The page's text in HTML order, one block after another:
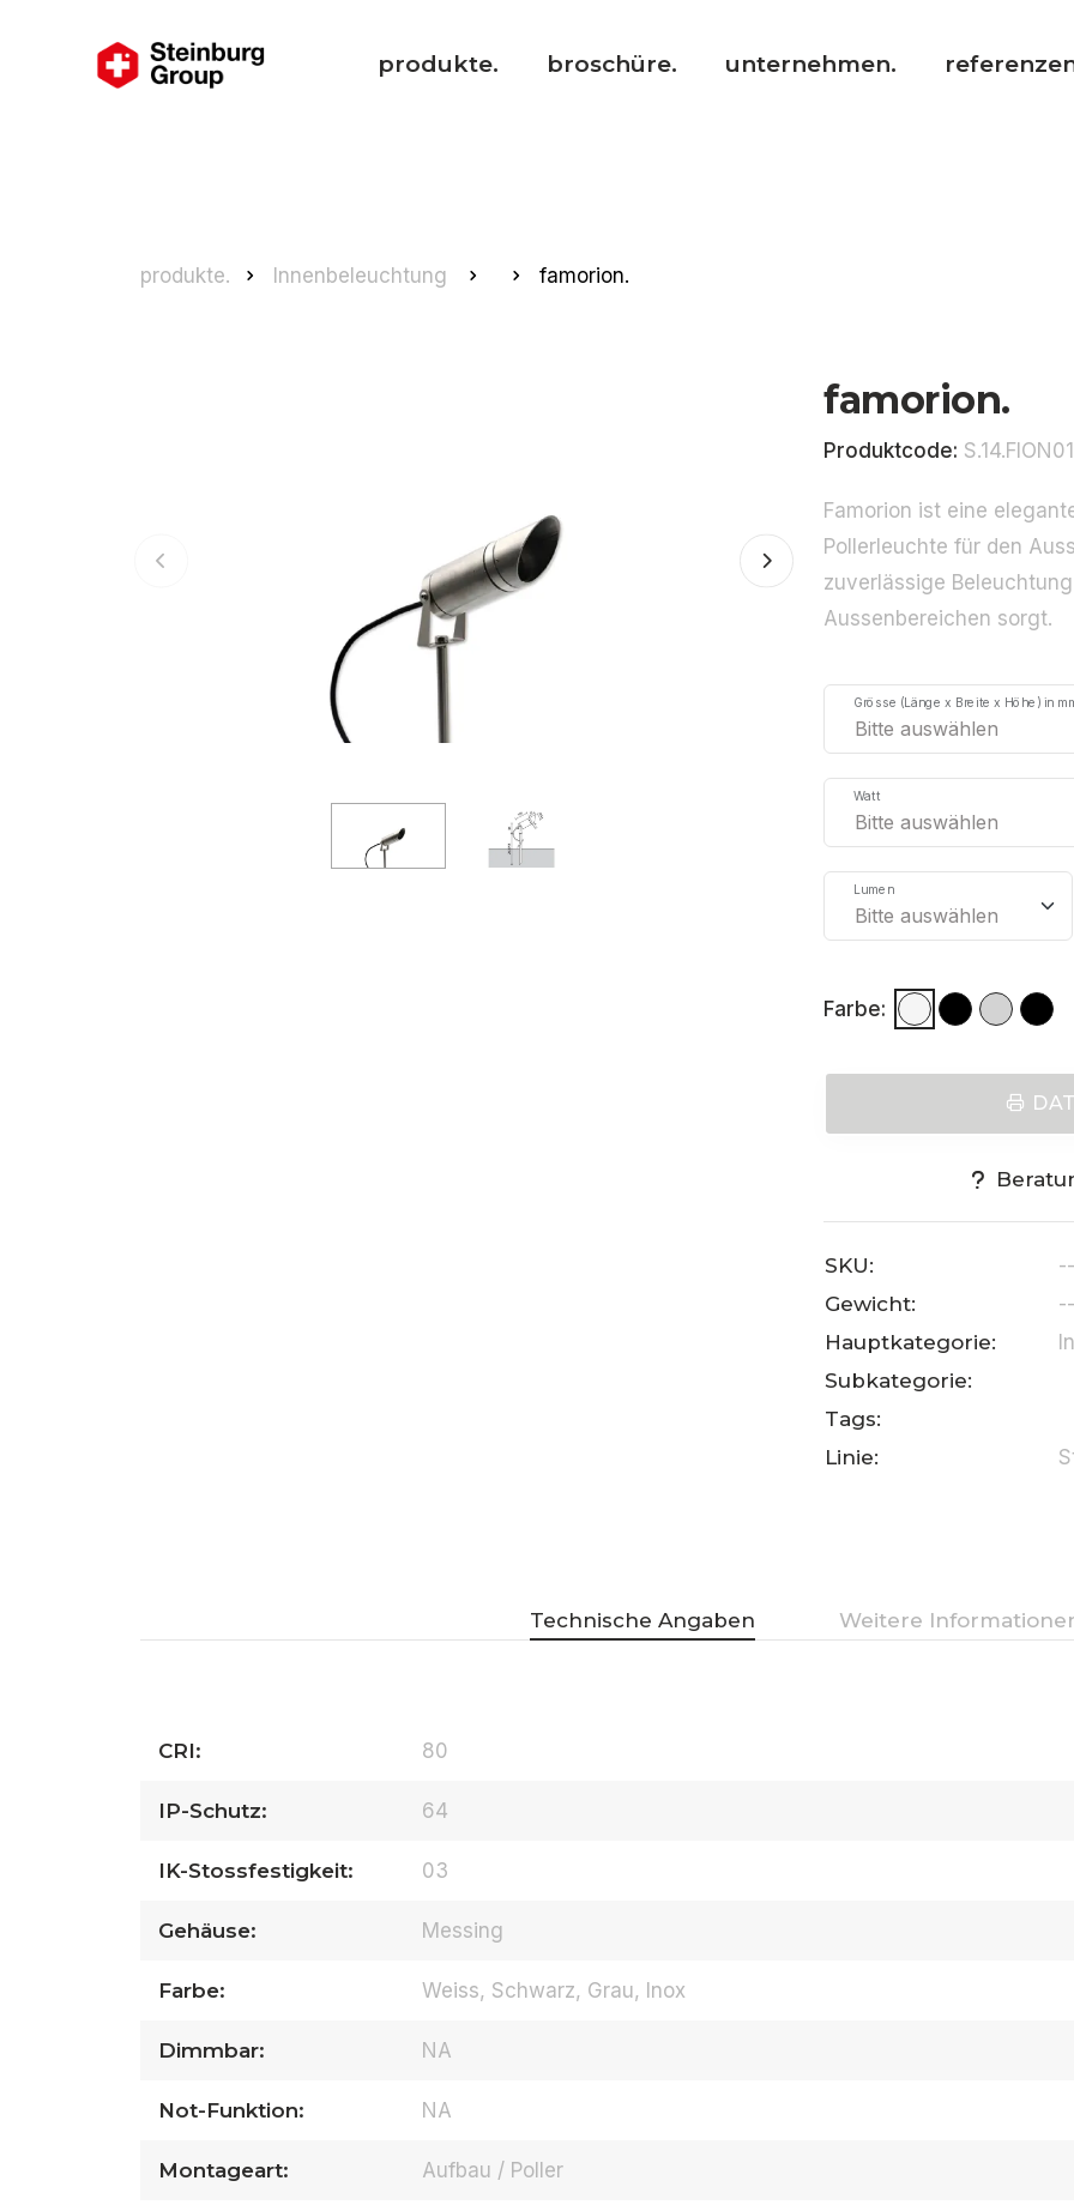
produkte. broschüre. unternehmen.
produkte. Innenbeleuchtung famorion.
famorion.
Produktcode:
Famorion ist eine
Pollerleuchte für den
zuverlässige
Aussenbereichen sorgt.
Grösse (Länge x Breite x Höhe) in
Watt
Lumen
Farbe:
SKU:
--
Gewicht:
--
Hauptkategorie:
Subkategorie:
Tags:
Linie:
Technische Angaben Weitere
CRI: 80
IP-Schutz: 64
IK-Stossfestigkeit: 03
Gehäuse: Messing
Farbe: Weiss, Schwarz, Grau, Inox
Dimmbar: NA
Not-Funktion: NA
Montageart: Aufbau / Poller